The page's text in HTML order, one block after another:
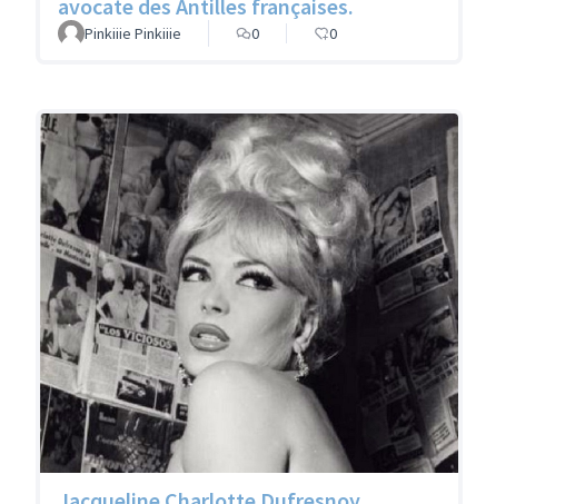
avocate des Antilles françaises.
Pinkiiie Pinkiiie 0 0